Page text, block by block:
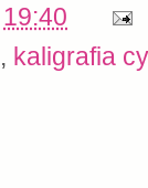
19:40
, kaligrafia